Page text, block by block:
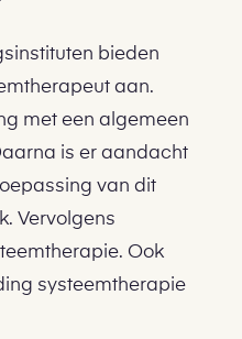
bieden
aan.
met een algemeen
is er aandacht
van dit
Vervolgens
Ook
systeemtherapie